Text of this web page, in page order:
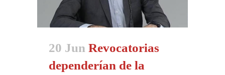
20 Jun Revocatorias
dependerían de la